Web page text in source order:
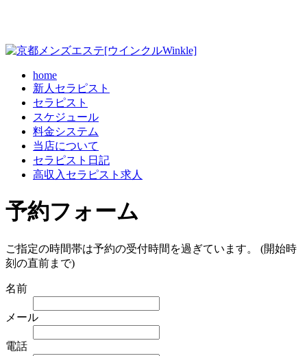
home
新人セラピスト
セラピスト
スケジュール
料金システム
当店について
セラピスト日記
高収入セラピスト求人
予約フォーム
ご指定の時間帯は予約の受付時間を過ぎています。 (開始時
刻の直前まで)
名前
メール
電話